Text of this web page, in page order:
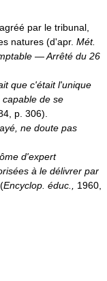
par le tribunal,
natures (d'apr. Mét.
— Arrêté du 26
que c'était l'unique
de se
p. 306).
ne doute pas
d'expert
à le délivrer par
(Encyclop. éduc., 1960,